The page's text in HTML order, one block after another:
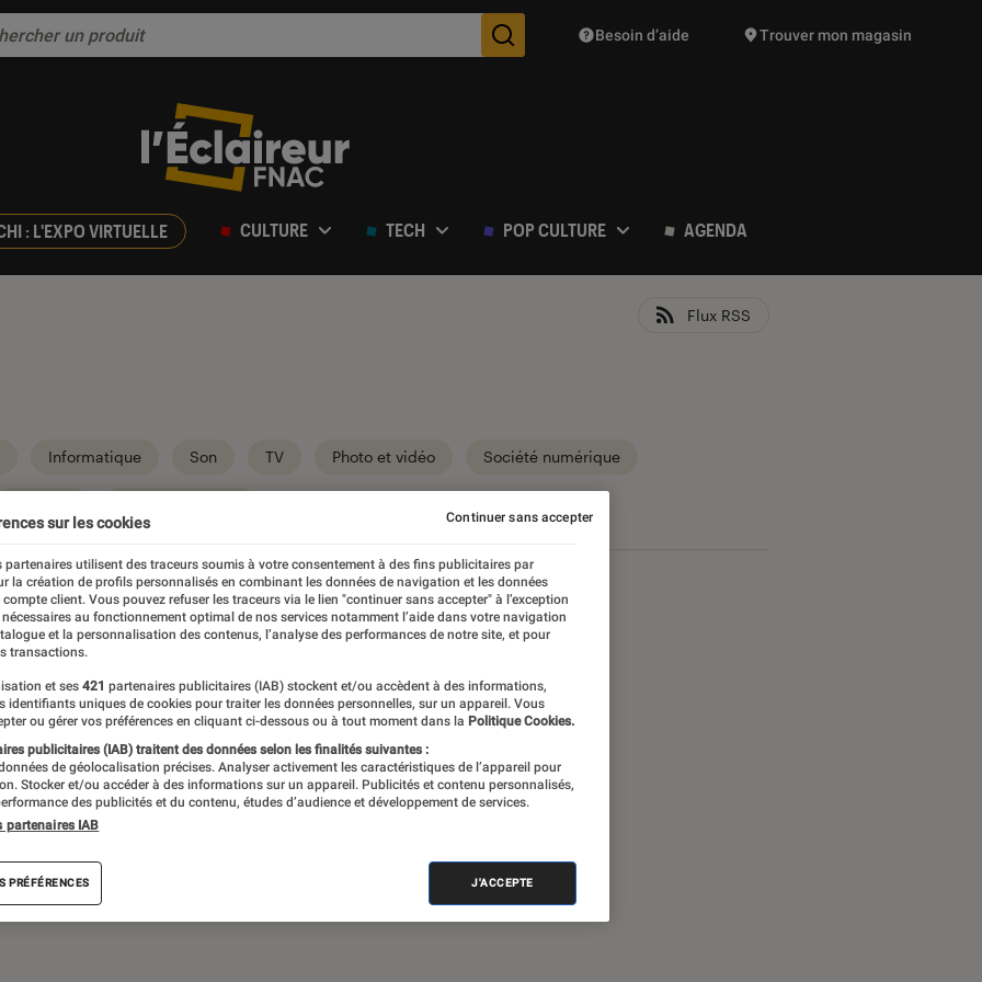
Des suggestions de produits vont vous être proposées
Besoin d’aide Trouver mon magasin
: L'EXPO VIRTUELLE CULTURE TECH POP CULTURE AGENDA
Flux RSS
Informatique Son TV Photo et vidéo Société numérique
audio, objets connectés… l’Éclaireur
l’actualité Tech décryptée, de nombreux
des tests de produits, réalisés par le
sur les cookies
partenaires utilisent des traceurs soumis à votre consentement à des fins publicitaires par
la création de profils personnalisés en combinant les données de navigation et les données
compte client. Vous pouvez refuser les traceurs via le lien "continuer sans accepter" à l’exception
au fonctionnement optimal de nos services notamment l’aide dans votre navigation
et la personnalisation des contenus, l’analyse des performances de notre site, et pour
transactions.
et ses 421 partenaires publicitaires (IAB) stockent et/ou accèdent à des informations,
identifiants uniques de cookies pour traiter les données personnelles, sur un appareil. Vous
ou gérer vos préférences en cliquant ci-dessous ou à tout moment dans la Politique Cookies.
publicitaires (IAB) traitent des données selon les finalités suivantes :
de géolocalisation précises. Analyser activement les caractéristiques de l’appareil pour
Stocker et/ou accéder à des informations sur un appareil. Publicités et contenu personnalisés,
des publicités et du contenu, études d’audience et développement de services.
partenaires IAB
PRÉFÉRENCES J'ACCEPTE
Continuer sans accepter